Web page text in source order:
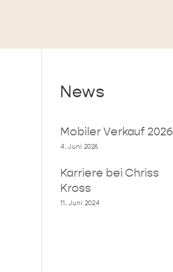
News
Mobiler Verkauf 2026
4. Juni 2026
Karriere bei Chriss
Kross
11. Juni 2024